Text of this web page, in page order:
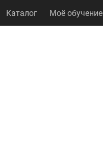
Каталог Моё обучение